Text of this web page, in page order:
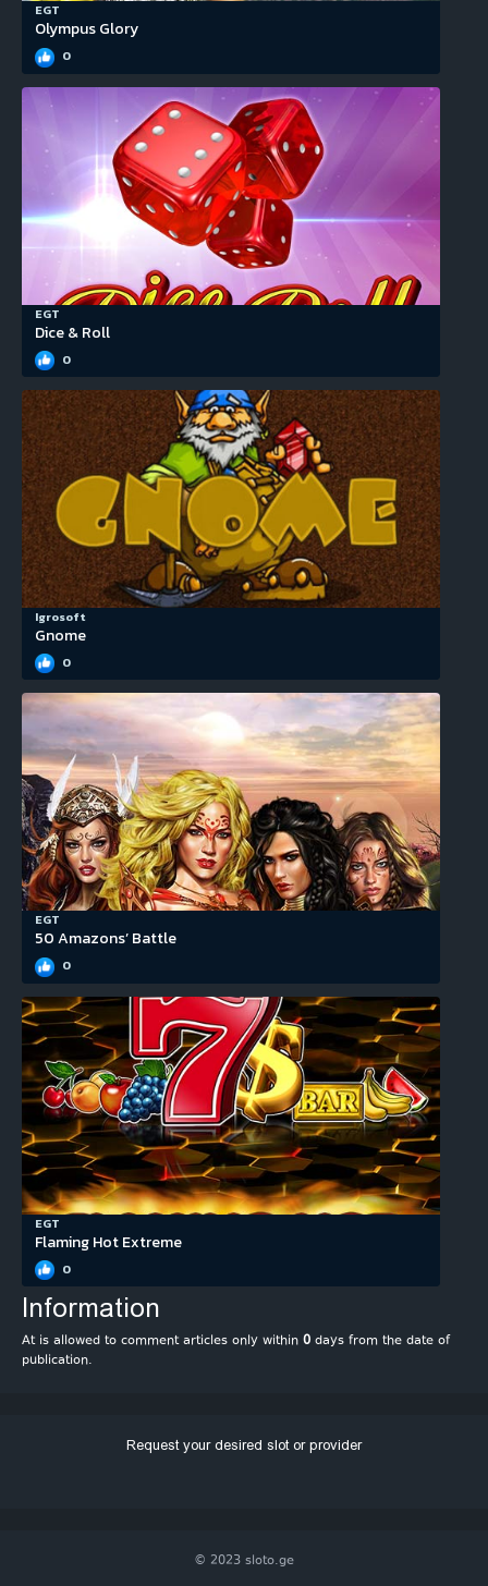
EGT
Olympus Glory
0
EGT
Dice & Roll
0
Igrosoft
Gnome
0
EGT
50 Amazons’ Battle
0
EGT
Flaming Hot Extreme
0
Information
At is allowed to comment articles only within 0 days from the date of
publication.
Request your desired slot or provider
© 2023 sloto.ge